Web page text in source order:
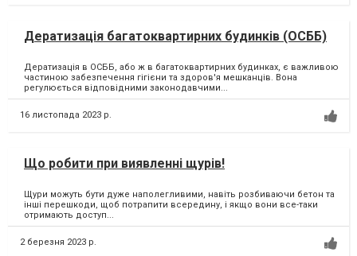
Дератизація багатоквартирних будинків (ОСББ)
Дератизація в ОСББ, або ж в багатоквартирних будинках, є важливою
частиною забезпечення гігієни та здоров'я мешканців. Вона
регулюється відповідними законодавчими...
16 листопада 2023 р.
Що робити при виявленні щурів!
Щури можуть бути дуже наполегливими, навіть розбиваючи бетон та
інші перешкоди, щоб потрапити всередину, і якщо вони все-таки
отримають доступ...
2 березня 2023 р.